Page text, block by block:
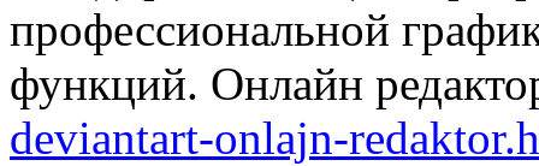
профессиональной
функций. Онлайн
deviantart-onlajn-